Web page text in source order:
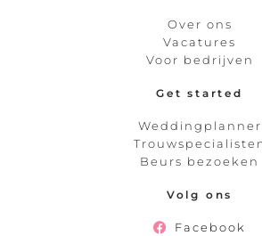
Over ons
Vacatures
Voor bedrijven
Get started
Weddingplanner
Beurs bezoeken
Volg ons
Facebook